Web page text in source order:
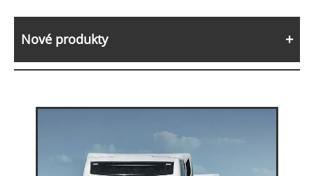
Nové produkty